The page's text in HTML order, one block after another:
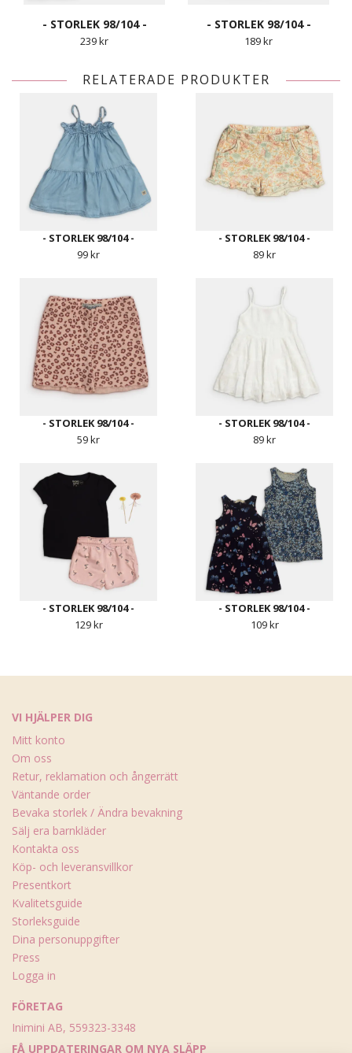
- STORLEK 98/104 -
239 kr
- STORLEK 98/104 -
189 kr
RELATERADE PRODUKTER
- STORLEK 98/104 -
99 kr
- STORLEK 98/104 -
89 kr
- STORLEK 98/104 -
59 kr
- STORLEK 98/104 -
89 kr
- STORLEK 98/104 -
129 kr
- STORLEK 98/104 -
109 kr
VI HJÄLPER DIG
Mitt konto
Om oss
Retur, reklamation och ångerrätt
Väntande order
Bevaka storlek / Ändra bevakning
Sälj era barnkläder
Kontakta oss
Köp- och leveransvillkor
Presentkort
Kvalitetsguide
Storleksguide
Dina personuppgifter
Press
Logga in
FÖRETAG
Inimini AB, 559323-3348
FÅ UPPDATERINGAR OM NYA SLÄPP